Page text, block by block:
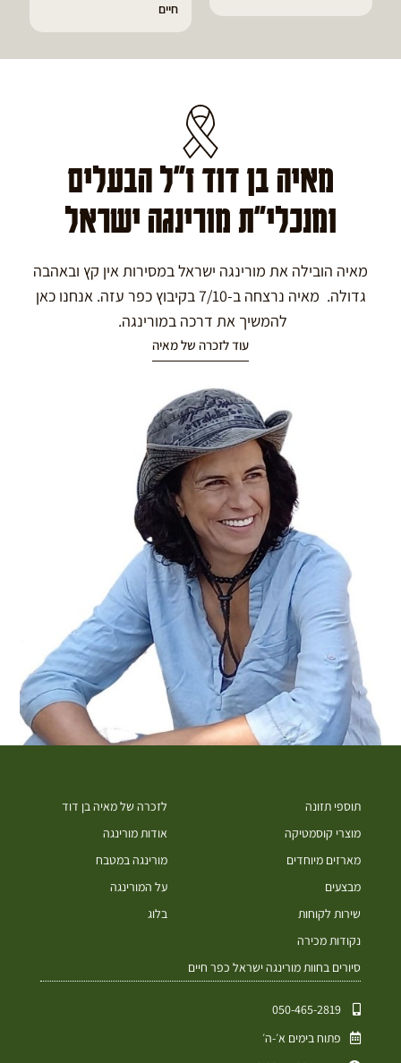
גאוט ודלקות
מאיה בן דוד ז"ל הבעלים
ומנכלי"ת מורינגה ישראל
מאיה הובילה את מורינגה ישראל במסירות אין קץ ובאהבה
גדולה. מאיה נרצחה ב-7/10 בקיבוץ כפר עזה. אנחנו כאן
להמשיך את דרכה במורינגה.
עוד לזכרה של מאיה
תוספי תזונה
מוצרי קוסמטיקה
מארזים מיוחדים
מבצעים
שירות לקוחות
נקודות מכירה
סיורים בחוות מורינגה ישראל כפר חיים
לזכרה של מאיה בן דוד
אודות מורינגה
מורינגה במטבח
על המורינגה
בלוג
050-465-2819⁩
פתוח בימים א׳-ה׳